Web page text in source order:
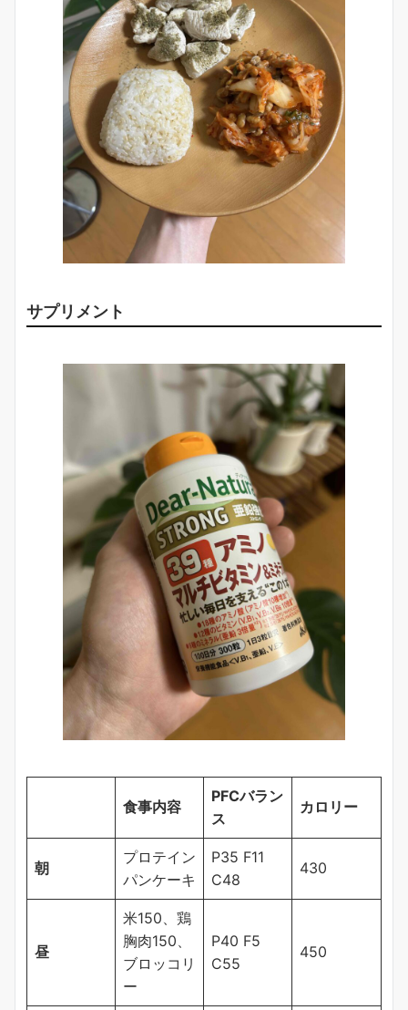
サプリメント
食事内容
PFCバラン
ス
カロリー
朝
プロテイン
パンケーキ
P35 F11
C48
430
昼
米150、鶏
胸肉150、
ブロッコリ
ー
P40 F5
C55
450